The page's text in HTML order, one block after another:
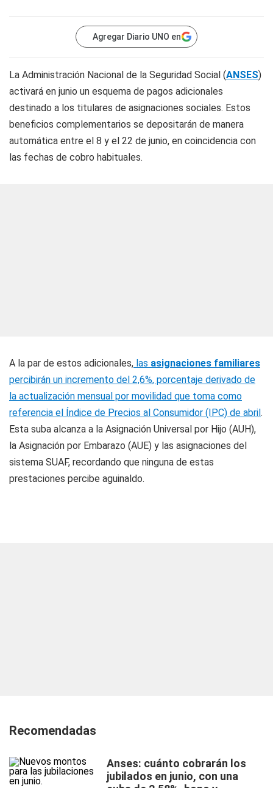
Agregar Diario UNO en
La Administración Nacional de la Seguridad Social (ANSES)
activará en junio un esquema de pagos adicionales
destinado a los titulares de asignaciones sociales. Estos
beneficios complementarios se depositarán de manera
automática entre el 8 y el 22 de junio, en coincidencia con
las fechas de cobro habituales.
A la par de estos adicionales, las asignaciones familiares
percibirán un incremento del 2,6%, porcentaje derivado de
la actualización mensual por movilidad que toma como
referencia el Índice de Precios al Consumidor (IPC) de abril.
Esta suba alcanza a la Asignación Universal por Hijo (AUH),
la Asignación por Embarazo (AUE) y las asignaciones del
sistema SUAF, recordando que ninguna de estas
prestaciones percibe aguinaldo.
Recomendadas
Anses: cuánto cobrarán los
jubilados en junio, con una